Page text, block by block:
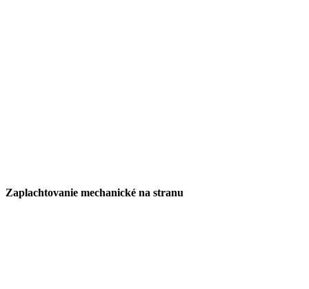
Zaplachtovanie mechanické na stranu